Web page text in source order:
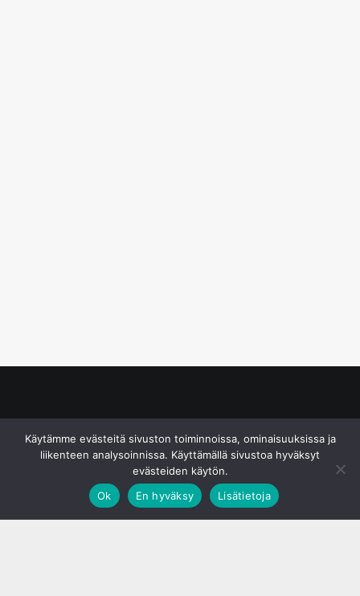
Käytämme evästeitä sivuston toiminnoissa, ominaisuuksissa ja
liikenteen analysoinnissa. Käyttämällä sivustoa hyväksyt
evästeiden käytön.
Ok
En hyväksy Lisätietoja